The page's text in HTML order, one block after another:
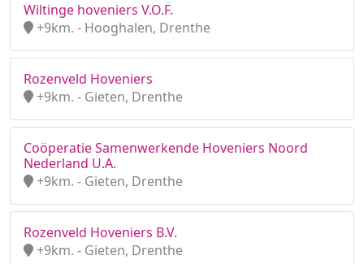
Wiltinge hoveniers V.O.F.
+9km. - Hooghalen, Drenthe
Rozenveld Hoveniers
+9km. - Gieten, Drenthe
Coöperatie Samenwerkende Hoveniers Noord
Nederland U.A.
+9km. - Gieten, Drenthe
Rozenveld Hoveniers B.V.
+9km. - Gieten, Drenthe